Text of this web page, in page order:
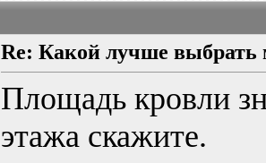
Re: Какой лучше выбрать
Площадь кровли
этажа скажите.